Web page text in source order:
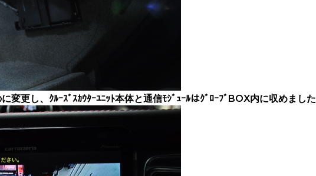
変更し、ｸﾙｰｽﾞｽｶｳﾀｰﾕﾆｯﾄ本体と通信ﾓｼﾞｭｰﾙはｸﾞﾛｰﾌﾞBOX内に収めました